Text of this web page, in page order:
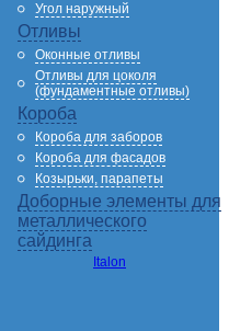
Угол наружный
Отливы
Оконные отливы
Отливы для цоколя
(фундаментные отливы)
Короба
Короба для заборов
Короба для фасадов
Козырьки, парапеты
Доборные элементы для
металлического
сайдинга
Italon